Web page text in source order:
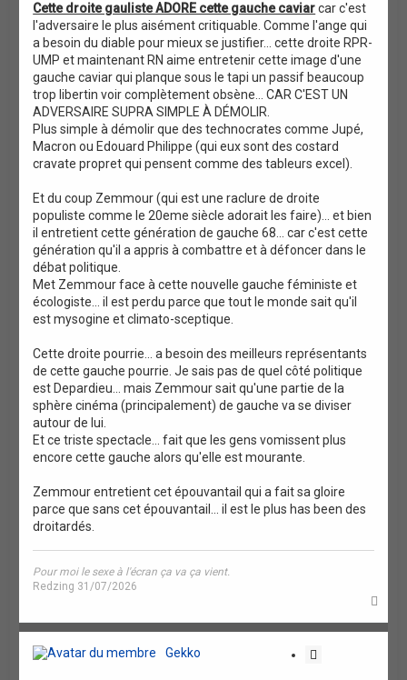
Cette droite gauliste ADORE cette gauche caviarcar c'est
l'adversaire le plus aisément critiquable. Comme l'ange qui
a besoin du diable pour mieux se justifier... cette droite RPR-
UMP et maintenant RN aime entretenir cette image d'une
gauche caviar qui planque sous le tapi un passif beaucoup
trop libertin voir complètement obsène... CAR C'EST UN
ADVERSAIRE SUPRA SIMPLE À DÉMOLIR.
Plus simple à démolir que des technocrates comme Jupé,
Macron ou Edouard Philippe (qui eux sont des costard
cravate propret qui pensent comme des tableurs excel).
Et du coup Zemmour (qui est une raclure de droite
populiste comme le 20eme siècle adorait les faire)... et bien
il entretient cette génération de gauche 68... car c'est cette
génération qu'il a appris à combattre et à défoncer dans le
débat politique.
Met Zemmour face à cette nouvelle gauche féministe et
écologiste... il est perdu parce que tout le monde sait qu'il
est mysogine et climato-sceptique.
Cette droite pourrie... a besoin des meilleurs représentants
de cette gauche pourrie. Je sais pas de quel côté politique
est Depardieu... mais Zemmour sait qu'une partie de la
sphère cinéma (principalement) de gauche va se diviser
autour de lui.
Et ce triste spectacle... fait que les gens vomissent plus
encore cette gauche alors qu'elle est mourante.
Zemmour entretient cet épouvantail qui a fait sa gloire
parce que sans cet épouvantail... il est le plus has been des
droitardés.
Pour moi le sexe à l'écran ça va ça vient.
Redzing 31/07/2026
u
Gekko